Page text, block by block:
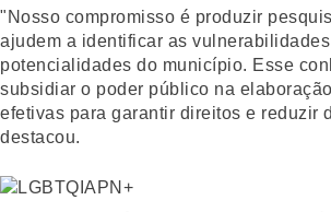
"Nosso compromisso é produzir
ajudem a identificar as
potencialidades do município. Esse
subsidiar o poder público na
efetivas para garantir direitos e reduzir
destacou.